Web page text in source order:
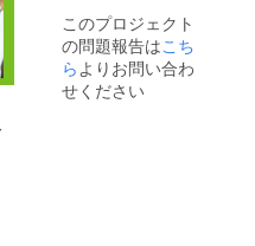
ました
ら、備
考欄に
その旨
をご記
告書の
受け取
りをご
希望さ
れる
が2021
年2月頃
となり
ますた
め、リ
このプロジェクト
の問題報告はこち
ら よりお問い合わ
せください